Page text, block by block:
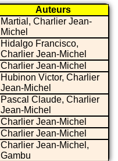
Auteurs
Martial, Charlier Jean-
Michel
Hidalgo Francisco,
Charlier Jean-Michel
Charlier Jean-Michel
Hubinon Victor, Charlier
Jean-Michel
Pascal Claude, Charlier
Jean-Michel
Charlier Jean-Michel
Charlier Jean-Michel
Charlier Jean-Michel,
Gambu